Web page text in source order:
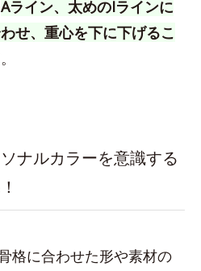
Aライン、太めのIラインに
せ、重心を下に下げるこ
ナルカラーを意識する
格に合わせた形や素材の